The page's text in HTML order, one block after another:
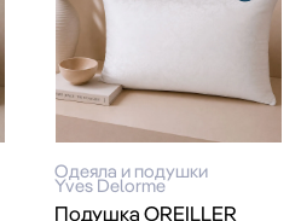
Одеяла и подушки
Yves Delorme
Подушка OREILLER